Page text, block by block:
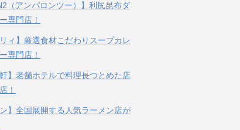
（アンバロンツー）】利尻昆布ダ
専門店！
リィ】厳選食材こだわりスープカレ
専門店！
軒】老舗ホテルで料理長つとめた店
！
ン】全国展開する人気ラーメン店が